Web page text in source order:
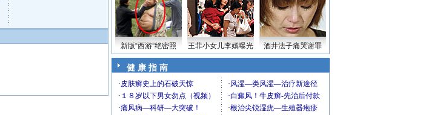
新版“西游”绝密照 王菲小女儿李嫣曝光 酒井法子痛哭谢罪
健 康 指 南